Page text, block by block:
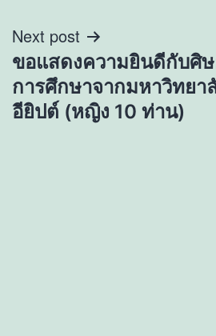
Next post
ขอแสดงความยินดีกับศิษ
การศึกษาจากมหาวิทยา
อียิปต์ (หญิง 10 ท่าน)